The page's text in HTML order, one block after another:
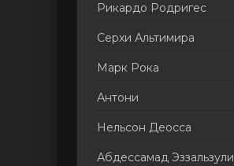
Рикардо Родригес
Серхи Альтимира
Марк Рока
Антони
Нельсон Деосса
Абдессамад Эззальзули